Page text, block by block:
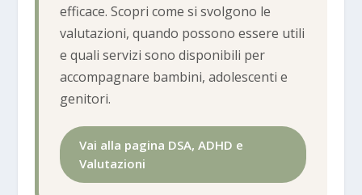
efficace. Scopri come si svolgono le
valutazioni, quando possono essere utili
e quali servizi sono disponibili per
accompagnare bambini, adolescenti e
genitori.
Vai alla pagina DSA, ADHD e
Valutazioni